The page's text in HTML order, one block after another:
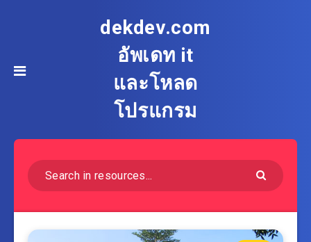
dekdev.com
อัพเดท it
และโหลด
โปรแกรม